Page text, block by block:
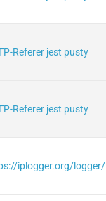
Referer jest pusty
Referer jest pusty
iplogger.org/